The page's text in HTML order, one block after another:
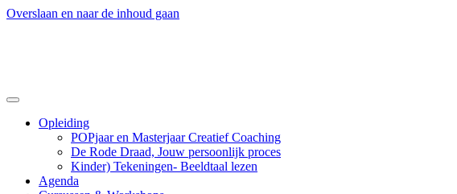
Overslaan en naar de inhoud gaan
Opleiding
POPjaar en Masterjaar Creatief Coaching
De Rode Draad, Jouw persoonlijk proces
Kinder) Tekeningen- Beeldtaal lezen
Agenda